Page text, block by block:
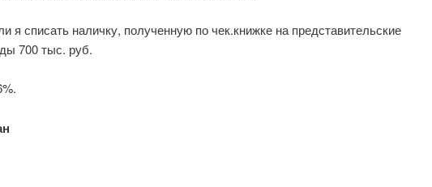
я списать наличку, полученную по чек.книжке на представительские
700 тыс. руб.